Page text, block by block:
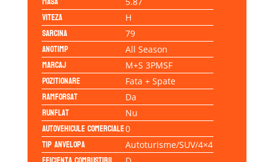
Viteza H
Sarcina 79
Anotimp All Season
Marcaj M+S 3PMSF
Pozitionare Fata + Spate
Ramforsat Da
Runflat Nu
Autovehicule comerciale0
Tip anvelopa Autoturisme/SUV/4×4